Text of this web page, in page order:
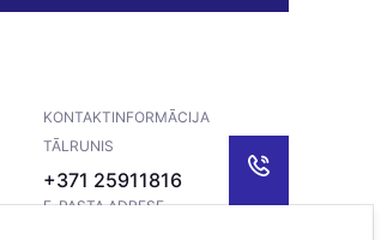
KONTAKTINFORMĀCIJA
TĀLRUNIS
+371 25911816
E-PASTA ADRESE